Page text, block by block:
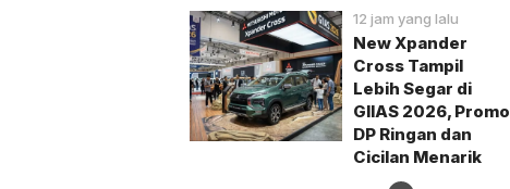
12 jam yang lalu
New Xpander
Cross Tampil
Lebih Segar di
GIIAS 2026, Promo
DP Ringan dan
Cicilan Menarik